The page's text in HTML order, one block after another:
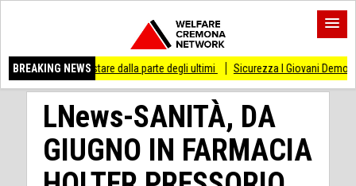
BREAKING NEWS
di stare dalla parte degli ultimi Sicurezza I Giovani Democratici
LNews-SANITÀ, DA
GIUGNO IN FARMACIA